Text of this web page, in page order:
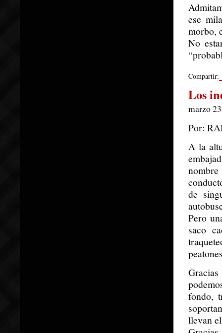
ese
morbo,
No
Compartir:
Los
marzo
Por:
A la
de
Pero
saco
fondo,
llevan